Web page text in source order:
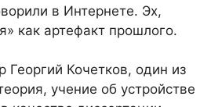
в Интернете. Эх,
как артефакт прошлого.
Георгий Кочетков, один из
учение об устройстве